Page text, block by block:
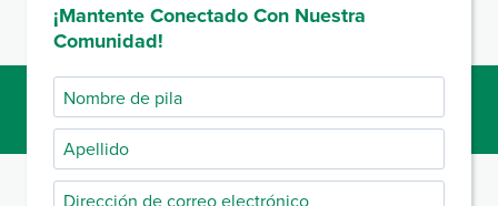
¡Mantente Conectado Con Nuestra
Comunidad!
Nombre
de
pila
Apellido
Dirección